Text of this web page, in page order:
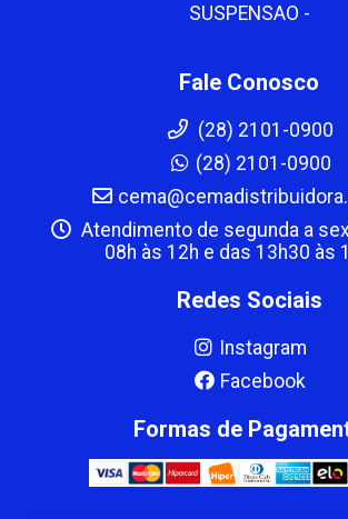
SUSPENSAO -
Fale Conosco
(28) 2101-0900
(28) 2101-0900
Atendimento de segunda a
08h às 12h e das 13h30 às
Redes Sociais
Instagram
Facebook
Formas de